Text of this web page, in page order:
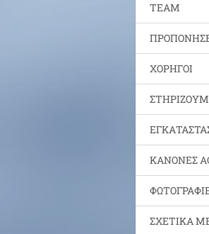
TEAM
ΧΟΡΗΓΟΙ
ΚΑΝΟΝΕΣ
ΣΧΕΤΙΚΑ